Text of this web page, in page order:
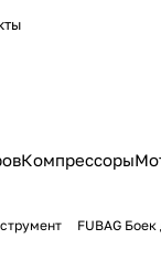
Компрессоры
FUBAG